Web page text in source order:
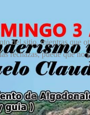
del sitio, mientras
rechazas, puede que
Más información